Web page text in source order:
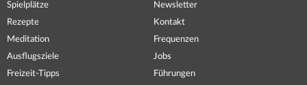
Spielplätze
Rezepte
Meditation
Ausflugsziele
Freizeit-Tipps
Newsletter
Kontakt
Frequenzen
Jobs
Führungen